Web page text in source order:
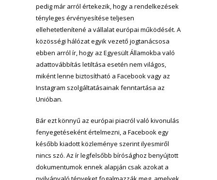
pedig már arról értekezik, hogy a rendelkezések
tényleges érvényesítése teljesen
ellehetetlenítené a vállalat európai működését. A
közösségi hálózat egyik vezető jogtanácsosa
ebben arról ír, hogy az Egyesült Államokba való
adattovábbítás letiltása esetén nem világos,
miként lenne biztosítható a Facebook vagy az
Instagram szolgáltatásainak fenntartása az
Unióban.
Bár ezt könnyű az európai piacról való kivonulás
fenyegetéseként értelmezni, a Facebook egy
később kiadott közleménye szerint ilyesmiről
nincs szó. Az ír legfelsőbb bírósághoz benyújtott
dokumentumok ennek alapján csak azokat a